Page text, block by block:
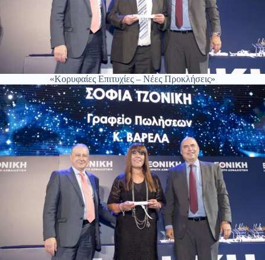
«Κορυφαίες Επιτυχίες – Νέες Προκλήσεις»